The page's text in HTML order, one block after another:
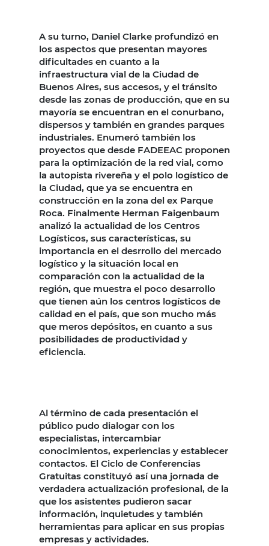
A su turno, Daniel Clarke profundizó en
los aspectos que presentan mayores
dificultades en cuanto a la
infraestructura vial de la Ciudad de
Buenos Aires, sus accesos, y el tránsito
desde las zonas de producción, que en su
mayoría se encuentran en el conurbano,
dispersos y también en grandes parques
industriales. Enumeró también los
proyectos que desde FADEEAC proponen
para la optimización de la red vial, como
la autopista rivereña y el polo logístico de
la Ciudad, que ya se encuentra en
construcción en la zona del ex Parque
Roca. Finalmente Herman Faigenbaum
analizó la actualidad de los Centros
Logísticos, sus características, su
importancia en el desrrollo del mercado
logístico y la situación local en
comparación con la actualidad de la
región, que muestra el poco desarrollo
que tienen aún los centros logísticos de
calidad en el país, que son mucho más
que meros depósitos, en cuanto a sus
posibilidades de productividad y
eficiencia.
Al término de cada presentación el
público pudo dialogar con los
especialistas, intercambiar
conocimientos, experiencias y establecer
contactos. El Ciclo de Conferencias
Gratuitas constituyó así una jornada de
verdadera actualización profesional, de la
que los asistentes pudieron sacar
información, inquietudes y también
herramientas para aplicar en sus propias
empresas y actividades.